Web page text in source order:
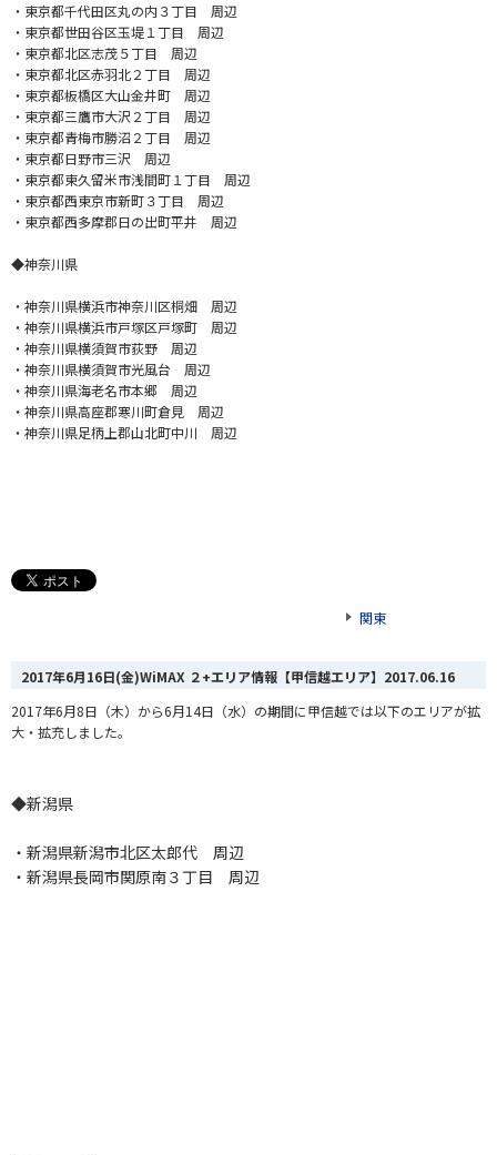
・東京都千代田区丸の内３丁目 周辺
・東京都世田谷区玉堤１丁目 周辺
・東京都北区志茂５丁目 周辺
・東京都北区赤羽北２丁目 周辺
・東京都板橋区大山金井町 周辺
・東京都三鷹市大沢２丁目 周辺
・東京都青梅市勝沼２丁目 周辺
・東京都日野市三沢 周辺
・東京都東久留米市浅間町１丁目 周辺
・東京都西東京市新町３丁目 周辺
・東京都西多摩郡日の出町平井 周辺
◆神奈川県
・神奈川県横浜市神奈川区桐畑 周辺
・神奈川県横浜市戸塚区戸塚町 周辺
・神奈川県横須賀市荻野 周辺
・神奈川県横須賀市光風台 周辺
・神奈川県海老名市本郷 周辺
・神奈川県高座郡寒川町倉見 周辺
・神奈川県足柄上郡山北町中川 周辺
関東
2017年6月16日(金)WiMAX ２+エリア情報【甲信越エリア】 2017.06.16
2017年6月8日（木）から6月14日（水）の期間に甲信越では以下のエリアが拡
大・拡充しました。
◆新潟県
・新潟県新潟市北区太郎代 周辺
・新潟県長岡市関原南３丁目 周辺